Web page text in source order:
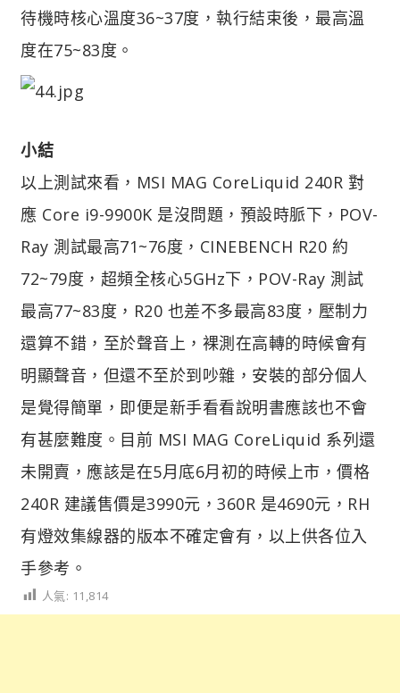
待機時核心溫度36~37度，執行結束後，最高溫
度在75~83度。
小結
以上測試來看，MSI MAG CoreLiquid 240R 對
應 Core i9-9900K 是沒問題，預設時脈下，POV-
Ray 測試最高71~76度，CINEBENCH R20 約
72~79度，超頻全核心5GHz下，POV-Ray 測試
最高77~83度，R20 也差不多最高83度，壓制力
還算不錯，至於聲音上，裸測在高轉的時候會有
明顯聲音，但還不至於到吵雜，安裝的部分個人
是覺得簡單，即便是新手看看說明書應該也不會
有甚麼難度。目前 MSI MAG CoreLiquid 系列還
未開賣，應該是在5月底6月初的時候上市，價格
240R 建議售價是3990元，360R 是4690元，RH
有燈效集線器的版本不確定會有，以上供各位入
手參考。
人氣: 11,814